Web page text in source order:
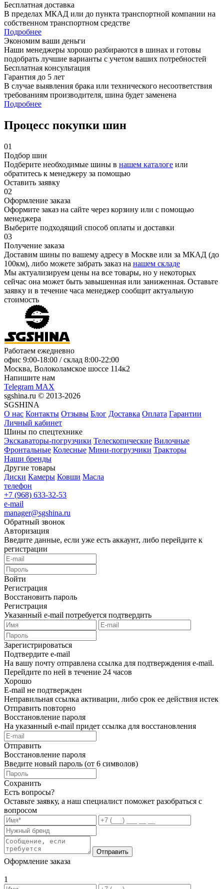
Бесплатная доставка
В пределах МКАД или до пункта транспортной компании на
собственном транспортном средстве
Подробнее
Экономим ваши деньги
Наши менеджеры хорошо разбираются в шинах и готовы
подобрать лучшие варианты с учетом ваших потребностей
Бесплатная консультация
Гарантия до 5 лет
В случае выявления брака или технического несоответствия
требованиям производителя, шина будет заменена
Подробнее
Процесс покупки шин
01
Подбор шин
Подберите необходимые шины в нашем каталоге или
обратитесь к менеджеру за помощью
Оставить заявку
02
Оформление заказа
Оформите заказ на сайте через корзину или с помощью
менеджера
Выберите подходящий способ оплаты и доставки
03
Получение заказа
Доставим шины по вашему адресу в Москве или за МКАД (до
100км), либо можете забрать заказ на нашем складе
Мы актуализируем цены на все товары, но у некоторых
сейчас она может быть завышенная или заниженная. Оставьте
заявку и в течение часа менеджер сообщит актуальную
стоимость
Работаем ежедневно
офис 9:00-18:00 / склад 8:00-22:00
Москва, Волоколамское шоссе 114к2
Напишите нам
Telegram MAX
sgshina.ru © 2013-2026
SGSHINA
О нас Контакты Отзывы Блог Доставка Оплата Гарантии
Личный кабинет
Шины по спецтехнике
Экскаваторы-погрузчики Телескопические Вилочные
Фронтальные Колесные Мини-погрузчики Тракторы
Наши бренды
Другие товары
Диски Камеры Ковши Масла
телефон
+7 (968) 633-32-53
e-mail
manager@sgshina.ru
Обратный звонок
Авторизация
Введите данные, если уже есть аккаунт, либо перейдите к
регистрации
Войти
Регистрация
Восстановить пароль
Регистрация
Указанный e-mail потребуется подтвердить
Зарегистрироваться
Подтвердите e-mail
На вашу почту отправлена ссылка для подтверждения e-mail.
Перейдите по ней в течение 24 часов
Хорошо
E-mail не подтвержден
Неправильная ссылка активации, либо срок ее действия истек
Отправить повторно
Восстановление пароля
На указанный e-mail придет ссылка для восстановления
Отправить
Восстановление пароля
Введите новый пароль (от 6 символов)
Сохранить
Есть вопросы?
Оставьте заявку, а наш специалист поможет разобраться с
вопросом
Отправить
Оформление заказа
1